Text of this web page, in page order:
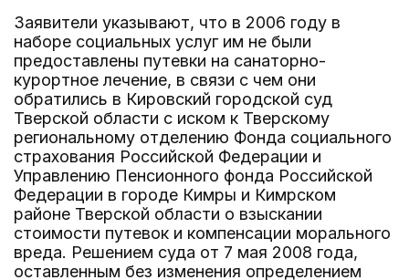
Заявители указывают, что в 2006 году в
наборе социальных услуг им не были
предоставлены путевки на санаторно-
курортное лечение, в связи с чем они
обратились в Кировский городской суд
Тверской области с иском к Тверскому
региональному отделению Фонда социального
страхования Российской Федерации и
Управлению Пенсионного фонда Российской
Федерации в городе Кимры и Кимрском
районе Тверской области о взыскании
стоимости путевок и компенсации морального
вреда. Решением суда от 7 мая 2008 года,
оставленным без изменения определением